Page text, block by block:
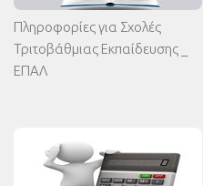
Πληροφορίες για Σχολές
Τριτοβάθμιας Εκπαίδευσης _
ΕΠΑΛ